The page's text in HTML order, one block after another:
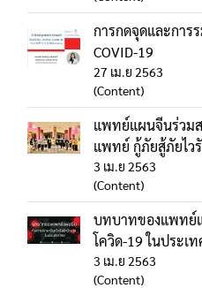
การกดจุดและการ
COVID-19
27 เม.ย 2563
(Content)
แพทย์แผนจีนร่วม
แพทย์ กู้ภัยสู้ภัยไว
3 เม.ย 2563
(Content)
บทบาทของแพทย์
โควิด-19 ในประเ
3 เม.ย 2563
(Content)